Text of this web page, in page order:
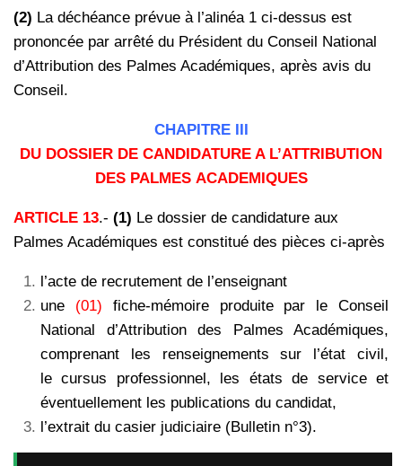
(2) La déchéance prévue à l’alinéa 1 ci-dessus est
prononcée par arrêté du Président du Conseil National
d’Attribution des Palmes Académiques, après avis du
Conseil.
CHAPITRE III
DU DOSSIER DE CANDIDATURE A L’ATTRIBUTlON
DES PALMES ACADEMIQUES
ARTICLE 13.- (1) Le dossier de candidature aux
Palmes Académiques est constitué des pièces ci-après
l’acte de recrutement de l’enseignant
une (01) fiche-mémoire produite par le Conseil
National d’Attribution des Palmes Académiques,
comprenant les renseignements sur l’état civil,
le cursus professionnel, les états de service et
éventuellement les publications du candidat,
l’extrait du casier judiciaire (Bulletin n°3).